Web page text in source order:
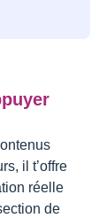
il t’offre
réelle
de